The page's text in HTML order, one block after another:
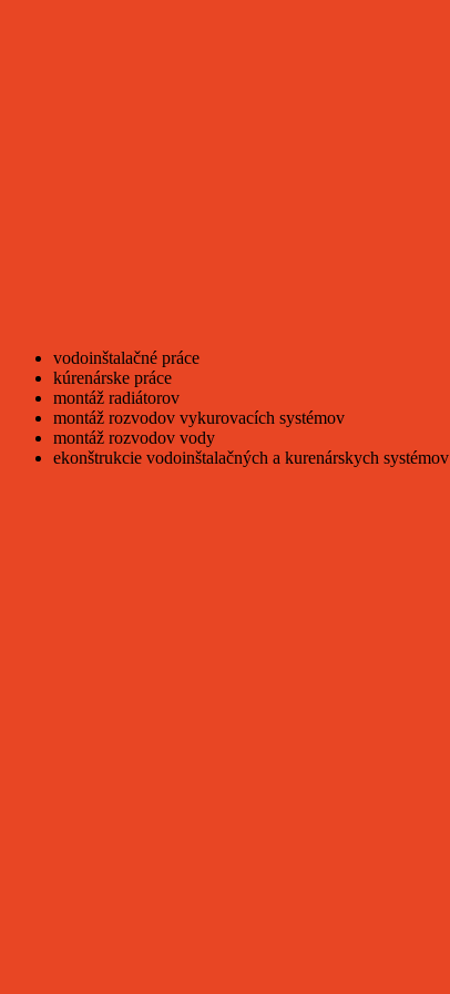
vodoinštalačné práce
kúrenárske práce
montáž radiátorov
montáž rozvodov vykurovacích systémov
montáž rozvodov vody
ekonštrukcie vodoinštalačných a kurenárskych systémov